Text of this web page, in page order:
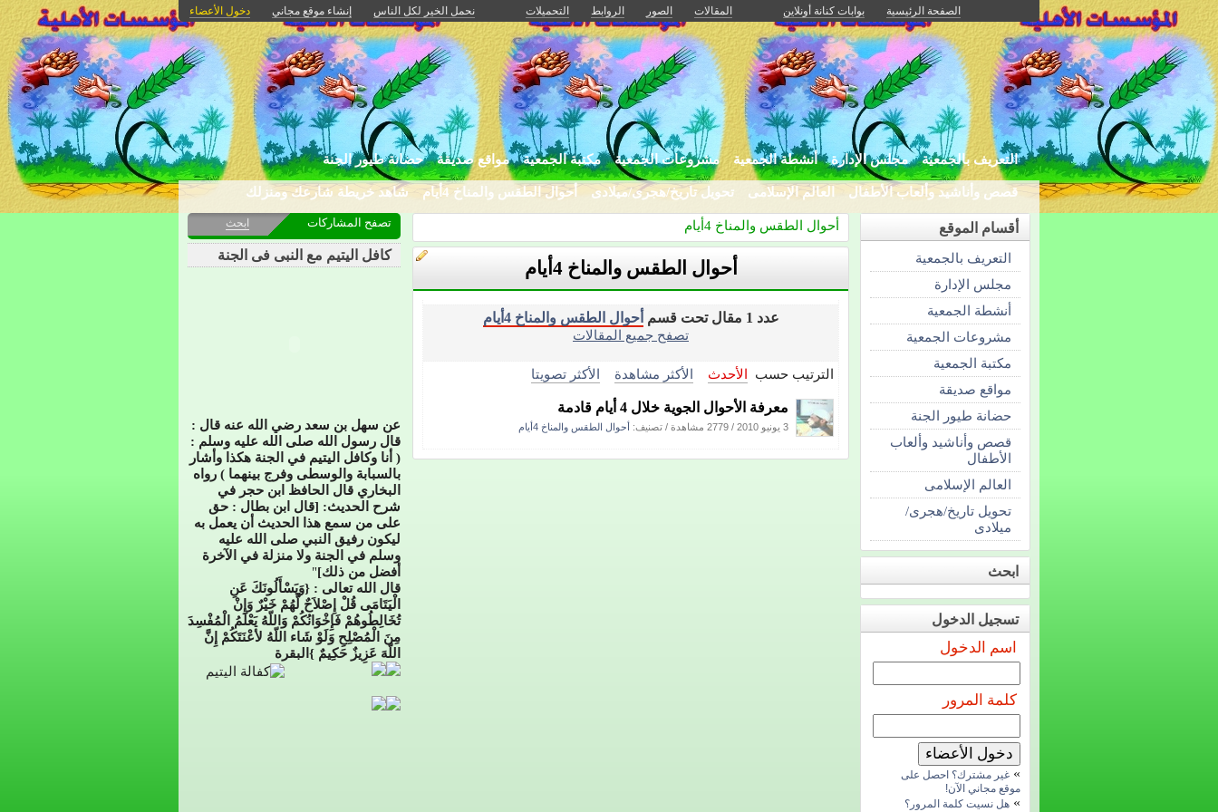
الصفحة الرئيسية بوابات كنانة أونلاين المقالات الصور الروابط التحميلات نحمل الخير لكل الناس إنشاء موقع مجاني دخول الأعضاء
التعريف بالجمعية مجلس الإدارة أنشطة الجمعية مشروعات الجمعية مكتبة الجمعية مواقع صديقة حضانة طيور الجنة
قصص وأناشيد وألعاب الأطفال العالم الإسلامى تحويل تاريخ/هجرى/ميلادى أحوال الطقس والمناخ 4أيام شاهد خريطة شارعك ومنزلك
أحوال الطقس والمناخ 4أيام
أحوال الطقس والمناخ 4أيام
عدد 1 مقال تحت قسم
أحوال الطقس والمناخ 4أيام
تصفح جميع المقالات
الترتيب حسب الأحدث الأكثر مشاهدة الأكثر تصويتا
معرفة الأحوال الجوية خلال 4 أيام قادمة
3 يونيو 2010 / 2779 مشاهدة / تصنيف: أحوال الطقس والمناخ 4أيام
أقسام الموقع
التعريف بالجمعية
مجلس الإدارة
أنشطة الجمعية
مشروعات الجمعية
مكتبة الجمعية
مواقع صديقة
حضانة طيور الجنة
قصص وأناشيد وألعاب
الأطفال
العالم الإسلامى
تحويل تاريخ/هجرى/
ميلادى
ابحث
تسجيل الدخول
اسم الدخول
كلمة المرور
» غير مشترك؟ احصل على
موقع مجاني الآن!
» هل نسيت كلمة المرور؟
تصفح المشاركات ابحث
كافل اليتيم مع النبى فى الجنة
عن سهل بن سعد رضي الله عنه قال :
قال رسول الله صلى الله عليه وسلم :
( أنا وكافل اليتيم في الجنة هكذا وأشار
بالسبابة والوسطى وفرج بينهما ) رواه
البخاري قال الحافظ ابن حجر في
شرح الحديث: [قال ابن بطال : حق
على من سمع هذا الحديث أن يعمل به
ليكون رفيق النبي صلى الله عليه
وسلم في الجنة ولا منزلة في الآخرة
أفضل من ذلك]"
قال الله تعالى : {وَيَسْأَلُونَكَ عَنِ
الْيَتَامَى قُلْ إِصْلاَحٌ لَّهُمْ خَيْرٌ وَإِنْ
تُخَالِطُوهُمْ فَإِخْوَانُكُمْ وَاللّهُ يَعْلَمُ الْمُفْسِدَ
مِنَ الْمُصْلِحِ وَلَوْ شَاء اللّهُ لأعْنَتَكُمْ إِنَّ
اللّهَ عَزِيزٌ حَكِيمٌ }البقرة